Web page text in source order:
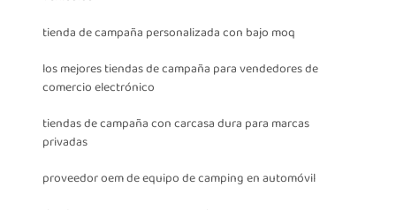
tienda de campaña personalizada con bajo moq
los mejores tiendas de campaña para vendedores de
comercio electrónico
tiendas de campaña con carcasa dura para marcas
privadas
proveedor oem de equipo de camping en automóvil